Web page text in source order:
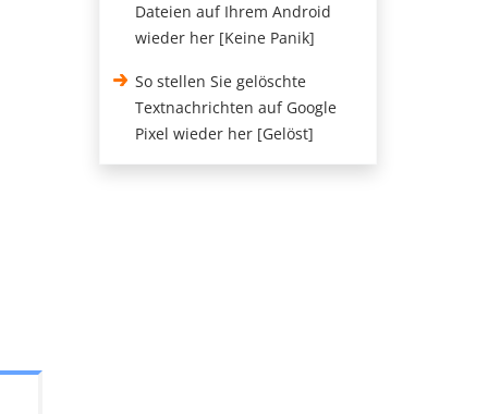
Dateien auf Ihrem Android
wieder her [Keine Panik]
So stellen Sie gelöschte
Textnachrichten auf Google
Pixel wieder her [Gelöst]